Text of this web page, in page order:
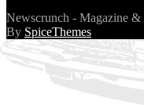
Newscrunch - Magazine
By SpiceThemes